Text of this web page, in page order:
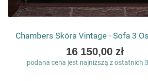
Chambers Skóra Vintage - Sofa 3
As
low
16 150,00 zł
podana cena jest najniższą z ostatnich